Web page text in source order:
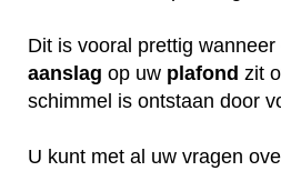
Dit is vooral prettig
aanslag op uw plafond zit
schimmel is ontstaan door
U kunt met al uw vragen